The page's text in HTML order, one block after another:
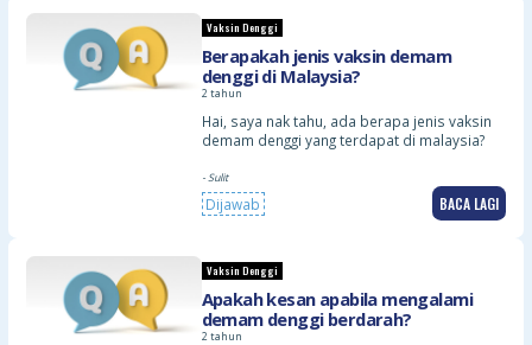
Vaksin Denggi
Berapakah jenis vaksin demam
denggi di Malaysia?
2 tahun
Hai, saya nak tahu, ada berapa jenis vaksin
demam denggi yang terdapat di malaysia?
- Sulit
Dijawab BACA LAGI
Vaksin Denggi
Apakah kesan apabila mengalami
demam denggi berdarah?
2 tahun